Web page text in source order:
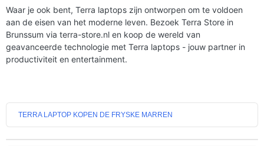
Waar je ook bent, Terra laptops zijn ontworpen om te voldoen
aan de eisen van het moderne leven. Bezoek Terra Store in
Brunssum via terra-store.nl en koop de wereld van
geavanceerde technologie met Terra laptops - jouw partner in
productiviteit en entertainment.
TERRA LAPTOP KOPEN DE FRYSKE MARREN